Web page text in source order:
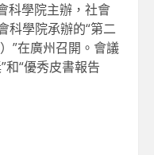
科學院主辦，社會
科學院承辦的“第二
”在廣州召開。會議
和“優秀皮書報告